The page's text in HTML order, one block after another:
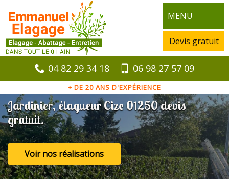
MENU
Devis gratuit
04 82 29 34 18 06 98 27 57 09
+ DE 20 ANS D'EXPÉRIENCE
Jardinier, élagueur Cize 01250 devis
gratuit.
Voir nos réalisations